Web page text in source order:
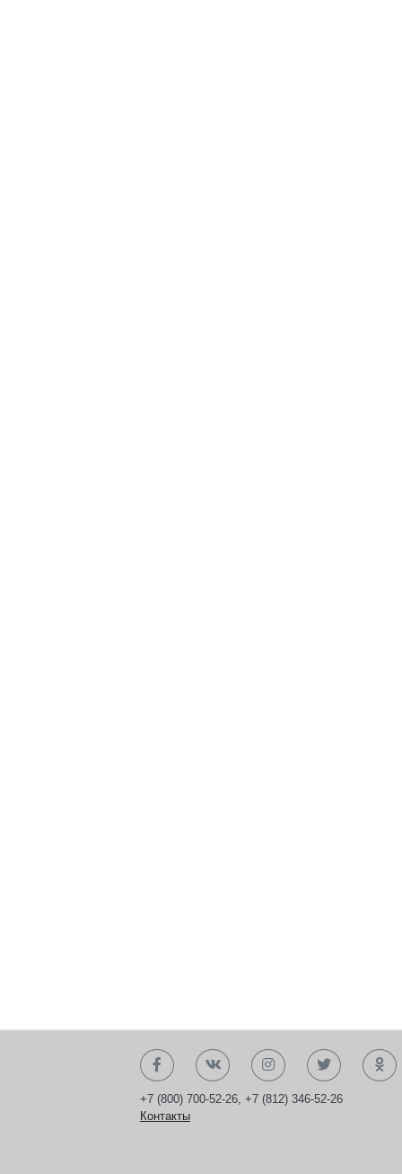
+7 (800) 700-52-26, +7 (812) 346-52-26
Контакты